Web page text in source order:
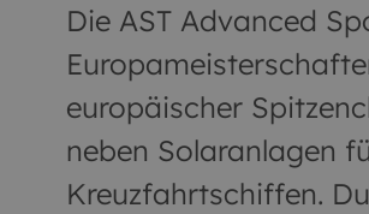
Die AST Advanced
europäischer
neben Solaranlagen
Kreuzfahrtschiffen.